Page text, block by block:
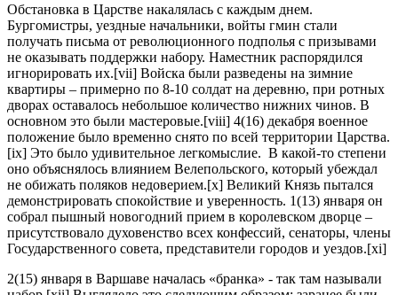
Обстановка в Царстве накалялась с каждым днем.
Бургомистры, уездные начальники, войты гмин стали
получать письма от революционного подполья с призывами
не оказывать поддержки набору. Наместник распорядился
игнорировать их.[vii] Войска были разведены на зимние
квартиры – примерно по 8-10 солдат на деревню, при ротных
дворах оставалось небольшое количество нижних чинов. В
основном это были мастеровые.[viii] 4(16) декабря военное
положение было временно снято по всей территории Царства.
[ix] Это было удивительное легкомыслие. В какой-то степени
оно объяснялось влиянием Велепольского, который убеждал
не обижать поляков недоверием.[x] Великий Князь пытался
демонстрировать спокойствие и уверенность. 1(13) января он
собрал пышный новогодний прием в королевском дворце –
присутствовало духовенство всех конфессий, сенаторы, члены
Государственного совета, представители городов и уездов.[xi]
2(15) января в Варшаве началась «бранка» - так там называли